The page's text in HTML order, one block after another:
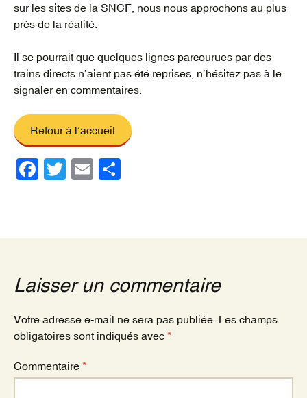
sur les sites de la SNCF, nous nous approchons au plus
près de la réalité.
Il se pourrait que quelques lignes parcourues par des
trains directs n’aient pas été reprises, n’hésitez pas à le
signaler en commentaires.
Retour à l’accueil
F
e
o
o
k
T
er
E
g
Laisser un commentaire
Votre adresse e-mail ne sera pas publiée. Les champs
obligatoires sont indiqués avec *
Commentaire *